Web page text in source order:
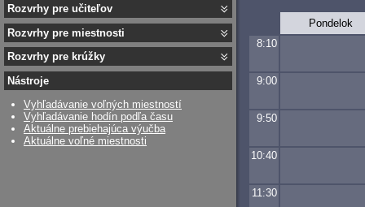
Pondelok
8:10
9:00
9:50
10:40
11:30
Rozvrhy pre učiteľov
Rozvrhy pre miestnosti
Rozvrhy pre krúžky
Nástroje
Vyhľadávanie voľných miestností
Vyhľadávanie hodín podľa času
Aktuálne prebiehajúca výučba
Aktuálne voľné miestnosti